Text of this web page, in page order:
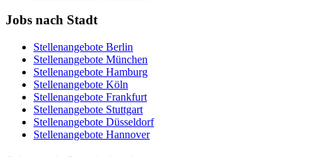
Jobs nach Stadt
Stellenangebote Berlin
Stellenangebote München
Stellenangebote Hamburg
Stellenangebote Köln
Stellenangebote Frankfurt
Stellenangebote Stuttgart
Stellenangebote Düsseldorf
Stellenangebote Hannover